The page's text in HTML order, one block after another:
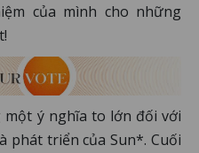
của mình cho những
ý nghĩa to lớn đối với
phát triển của Sun*. Cuối